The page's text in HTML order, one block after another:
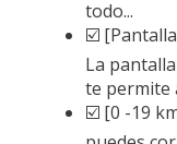
todo...
☑️
La
te permite
☑️ [0 -19